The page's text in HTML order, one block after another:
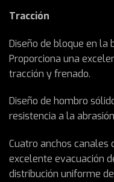
Tracción
Diseño de bloque en la
Proporciona una
tracción y frenado.
Diseño de hombro
resistencia a la
Cuatro anchos canales
excelente evacuación
distribución uniforme